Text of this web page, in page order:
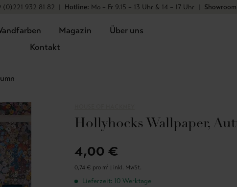
(0)221 932 81 82 | Hotline: Mo – Fr 9.15 – 13 Uhr & 14 – 17 Uhr |
Magazin
Über uns
Kontakt
Hollyhocks Wallpaper,
4,00 €
0,74 € pro m² | inkl. MwSt.
Lieferzeit: 10 Werktage